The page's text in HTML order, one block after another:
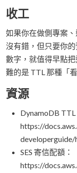
收工
如果你在做側專案
沒有錯，但只要你
數字，就值得早點
難的是 TTL 那種「
資源
DynamoDB TTL
https://
SES 寄信配額：
https://